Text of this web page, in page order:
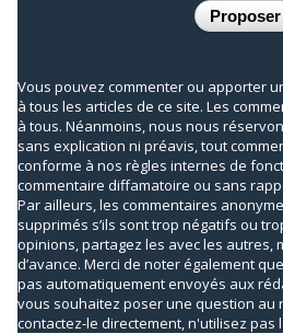
Vous pouvez commenter ou apporter
à tous les articles de ce site. Les
à tous. Néanmoins, nous nous
sans explication ni préavis, tout
conforme à nos règles internes de
commentaire diffamatoire ou sans
Par ailleurs, les commentaires
supprimés s’ils sont trop négatifs ou
opinions, partagez les avec les autres,
d’avance. Merci de noter également
pas automatiquement envoyés aux
vous souhaitez poser une question au
contactez-le directement, n'utilisez pas